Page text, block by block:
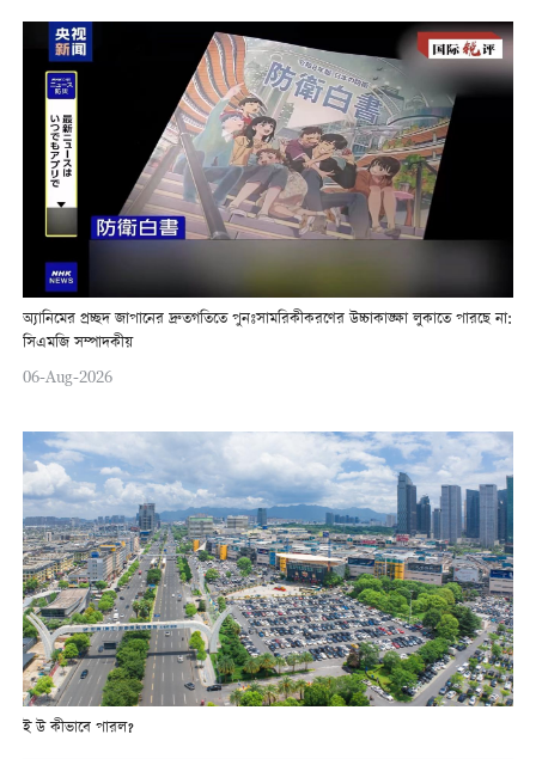
অ্যানিমের প্রচ্ছদ জাপানের দ্রুতগতিতে পুনঃসামরিকীকরণের উচ্চাকাঙ্ক্ষা লুকাতে পারছে না:
সিএমজি সম্পাদকীয়
06-Aug-2026
ই উ কীভাবে পারল?